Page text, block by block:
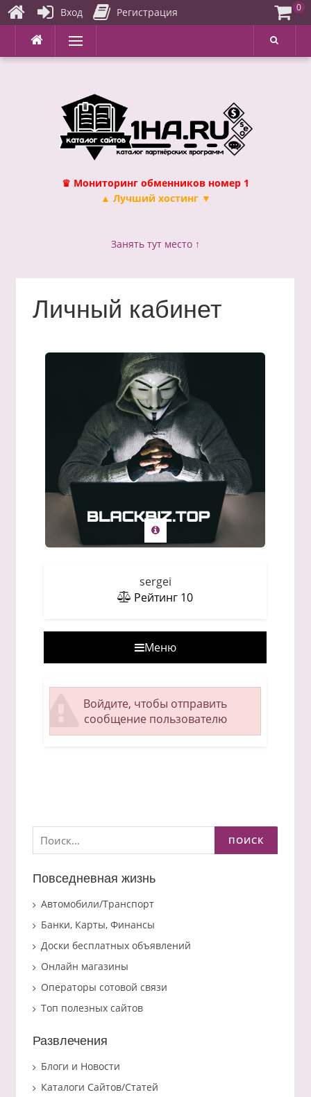
Перейти
содержимому
Меню
♛ Мониторинг обменников номер 1
▲ Лучший хостинг ▼
Занять тут место ↑
Личный кабинет
sergei
Рейтинг 10
Меню
Войдите, чтобы отправить
сообщение пользователю
Найти:
Повседневная жизнь
Автомобили/Транспорт
Банки, Карты, Финансы
Доски бесплатных объявлений
Онлайн магазины
Операторы сотовой связи
Топ полезных сайтов
Развлечения
Блоги и Новости
Каталоги Сайтов/Статей
Вход Регистрация 0